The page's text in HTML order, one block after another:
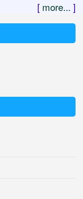
[ more... ]